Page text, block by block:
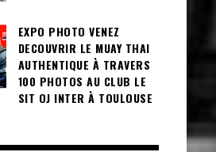
EXPO PHOTO VENEZ
DECOUVRIR LE MUAY THAI
AUTHENTIQUE À TRAVERS
100 PHOTOS AU CLUB LE
SIT OJ INTER À TOULOUSE